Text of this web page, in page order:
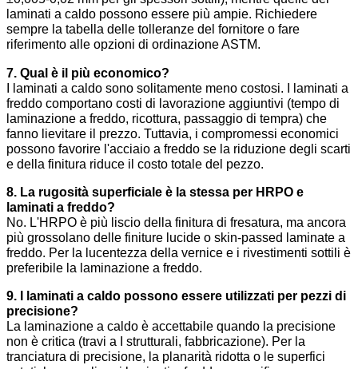
laminati a caldo possono essere più ampie. Richiedere
sempre la tabella delle tolleranze del fornitore o fare
riferimento alle opzioni di ordinazione ASTM.
7. Qual è il più economico?
I laminati a caldo sono solitamente meno costosi. I laminati a
freddo comportano costi di lavorazione aggiuntivi (tempo di
laminazione a freddo, ricottura, passaggio di tempra) che
fanno lievitare il prezzo. Tuttavia, i compromessi economici
possono favorire l'acciaio a freddo se la riduzione degli scarti
e della finitura riduce il costo totale del pezzo.
8. La rugosità superficiale è la stessa per HRPO e
laminati a freddo?
No. L'HRPO è più liscio della finitura di fresatura, ma ancora
più grossolano delle finiture lucide o skin-passed laminate a
freddo. Per la lucentezza della vernice e i rivestimenti sottili è
preferibile la laminazione a freddo.
9. I laminati a caldo possono essere utilizzati per pezzi di
precisione?
La laminazione a caldo è accettabile quando la precisione
non è critica (travi a I strutturali, fabbricazione). Per la
tranciatura di precisione, la planarità ridotta o le superfici